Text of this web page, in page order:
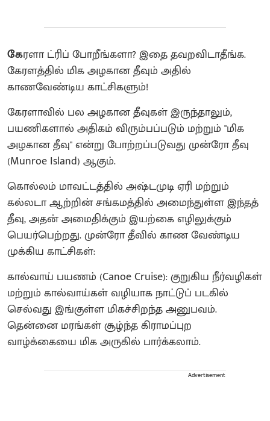
கேரளா ட்ரிப் போறீங்களா? இதை தவறவிடாதீங்க.
கேரளத்தில் மிக அழகான தீவும் அதில்
காணவேண்டிய காட்சிகளும்!
கேரளாவில் பல அழகான தீவுகள் இருந்தாலும்,
பயணிகளால் அதிகம் விரும்பப்படும் மற்றும் "மிக
அழகான தீவு" என்று போற்றப்படுவது முன்ரோ தீவு
(Munroe Island) ஆகும்.
கொல்லம் மாவட்டத்தில் அஷ்டமுடி ஏரி மற்றும்
கல்லடா ஆற்றின் சங்கமத்தில் அமைந்துள்ள இந்தத்
தீவு, அதன் அமைதிக்கும் இயற்கை எழிலுக்கும்
பெயர்பெற்றது. முன்ரோ தீவில் காண வேண்டிய
முக்கிய காட்சிகள்:
கால்வாய் பயணம் (Canoe Cruise): குறுகிய நீர்வழிகள்
மற்றும் கால்வாய்கள் வழியாக நாட்டுப் படகில்
செல்வது இங்குள்ள மிகச்சிறந்த அனுபவம்.
தென்னை மரங்கள் சூழ்ந்த கிராமப்புற
வாழ்க்கையை மிக அருகில் பார்க்கலாம்.
Advertisement